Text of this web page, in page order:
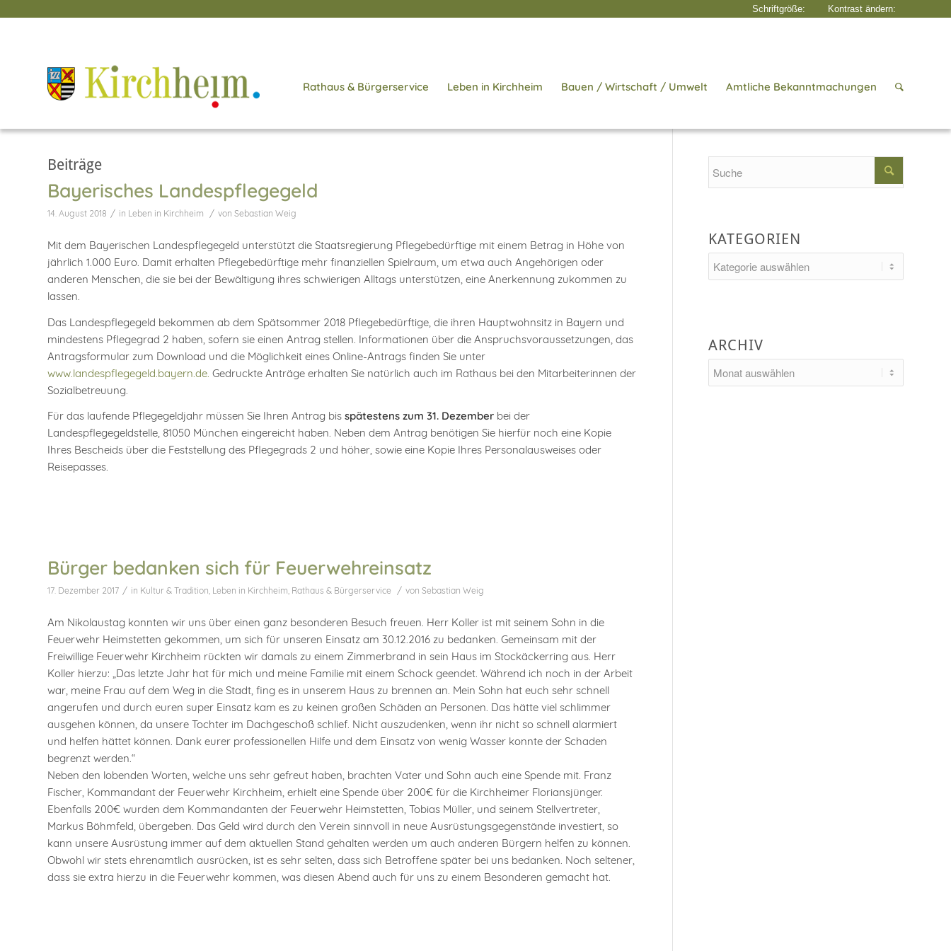
Rathaus & Bürgerservice Leben in Kirchheim Bauen / Wirtschaft / Umwelt Amtliche Bekanntmachungen
Beiträge
Bayerisches Landespflegegeld
14. August 2018 / in Leben in Kirchheim / von Sebastian Weig
Mit dem Bayerischen Landespflegegeld unterstützt die Staatsregierung Pflegebedürftige mit einem Betrag in Höhe von
jährlich 1.000 Euro. Damit erhalten Pflegebedürftige mehr finanziellen Spielraum, um etwa auch Angehörigen oder
anderen Menschen, die sie bei der Bewältigung ihres schwierigen Alltags unterstützen, eine Anerkennung zukommen zu
lassen.
Das Landespflegegeld bekommen ab dem Spätsommer 2018 Pflegebedürftige, die ihren Hauptwohnsitz in Bayern und
mindestens Pflegegrad 2 haben, sofern sie einen Antrag stellen. Informationen über die Anspruchsvoraussetzungen, das
Antragsformular zum Download und die Möglichkeit eines Online-Antrags finden Sie unter
www.landespflegegeld.bayern.de. Gedruckte Anträge erhalten Sie natürlich auch im Rathaus bei den Mitarbeiterinnen der
Sozialbetreuung.
Für das laufende Pflegegeldjahr müssen Sie Ihren Antrag bis spätestens zum 31. Dezember bei der
Landespflegegeldstelle, 81050 München eingereicht haben. Neben dem Antrag benötigen Sie hierfür noch eine Kopie
Ihres Bescheids über die Feststellung des Pflegegrads 2 und höher, sowie eine Kopie Ihres Personalausweises oder
Reisepasses.
Bürger bedanken sich für Feuerwehreinsatz
17. Dezember 2017 / in Kultur & Tradition, Leben in Kirchheim, Rathaus & Bürgerservice / von Sebastian Weig
Am Nikolaustag konnten wir uns über einen ganz besonderen Besuch freuen. Herr Koller ist mit seinem Sohn in die
Feuerwehr Heimstetten gekommen, um sich für unseren Einsatz am 30.12.2016 zu bedanken. Gemeinsam mit der
Freiwillige Feuerwehr Kirchheim rückten wir damals zu einem Zimmerbrand in sein Haus im Stockäckerring aus. Herr
Koller hierzu: „Das letzte Jahr hat für mich und meine Familie mit einem Schock geendet. Während ich noch in der Arbeit
war, meine Frau auf dem Weg in die Stadt, fing es in unserem Haus zu brennen an. Mein Sohn hat euch sehr schnell
angerufen und durch euren super Einsatz kam es zu keinen großen Schäden an Personen. Das hätte viel schlimmer
ausgehen können, da unsere Tochter im Dachgeschoß schlief. Nicht auszudenken, wenn ihr nicht so schnell alarmiert
und helfen hättet können. Dank eurer professionellen Hilfe und dem Einsatz von wenig Wasser konnte der Schaden
begrenzt werden.“
Neben den lobenden Worten, welche uns sehr gefreut haben, brachten Vater und Sohn auch eine Spende mit. Franz
Fischer, Kommandant der Feuerwehr Kirchheim, erhielt eine Spende über 200€ für die Kirchheimer Floriansjünger.
Ebenfalls 200€ wurden dem Kommandanten der Feuerwehr Heimstetten, Tobias Müller, und seinem Stellvertreter,
Markus Böhmfeld, übergeben. Das Geld wird durch den Verein sinnvoll in neue Ausrüstungsgegenstände investiert, so
kann unsere Ausrüstung immer auf dem aktuellen Stand gehalten werden um auch anderen Bürgern helfen zu können.
Obwohl wir stets ehrenamtlich ausrücken, ist es sehr selten, dass sich Betroffene später bei uns bedanken. Noch seltener,
dass sie extra hierzu in die Feuerwehr kommen, was diesen Abend auch für uns zu einem Besonderen gemacht hat.
KATEGORIEN
ARCHIV